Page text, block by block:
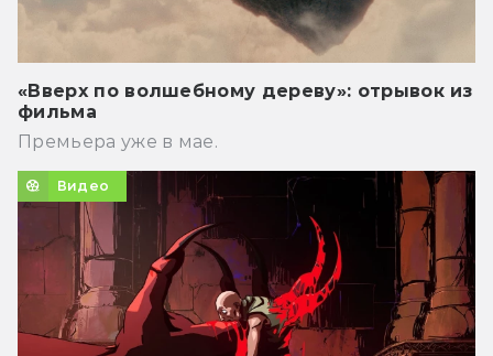
«Вверх по волшебному дереву»: отрывок из
фильма
Премьера уже в мае.
Видео